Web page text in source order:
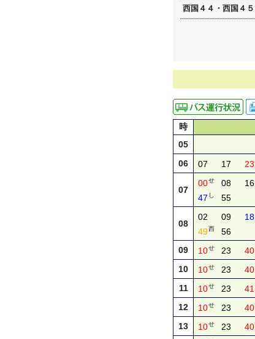
西国４４・西国４５
時
05
06
07 17 23
07
00せ 08 16
47 し 55
08
02 09 18
49西 56
09 10せ 23 40
10
10せ 23 40
11
10せ 23 41
12
10せ 23 40
13
10せ 23 40